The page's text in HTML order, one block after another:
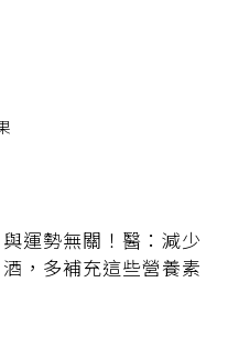
與運勢無關！醫：減少
，多補充這些營養素